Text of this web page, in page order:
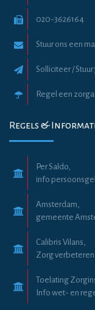
020-3626164
Stuur ons een
Solliciteer / Stuur
Regel een
Regels &
Per Saldo,
info
Amsterdam,
gemeente
Calibris Vilans,
Zorg verbeteren
Toelating
Info wet- en